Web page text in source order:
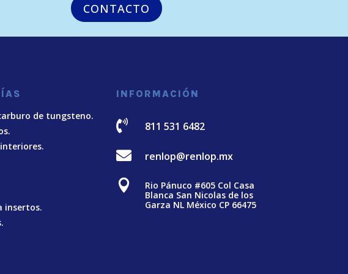
CONTACTO
de tungsteno.
insertos.
INFORMACIÓN
 811 531 6482
 renlop@renlop.mx

Rio Pánuco #605 Col Casa
Blanca San Nicolas de los
Garza NL México CP 66475